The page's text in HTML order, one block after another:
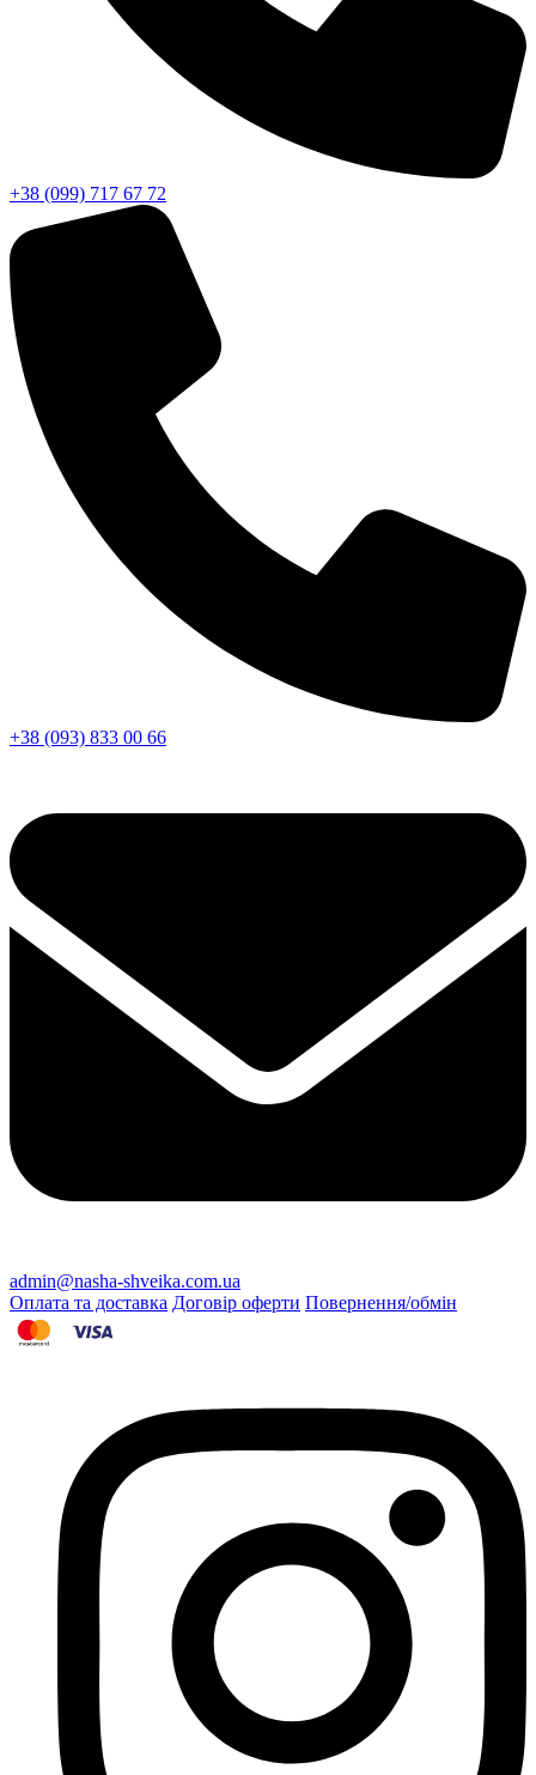
+38 (099) 717 67 72
+38 (093) 833 00 66
admin@nasha-shveika.com.ua
Оплата та доставка Договір оферти Повернення/обмін